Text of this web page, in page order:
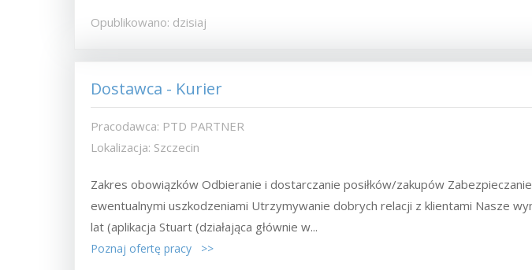
Opublikowano: dzisiaj
Dostawca - Kurier
Pracodawca: PTD PARTNER
Lokalizacja: Szczecin
Zakres obowiązków Odbieranie i dostarczanie posiłków/zakupów
ewentualnymi uszkodzeniami Utrzymywanie dobrych relacji z klientami Nasze
lat (aplikacja Stuart (działająca głównie w...
Poznaj ofertę pracy >>